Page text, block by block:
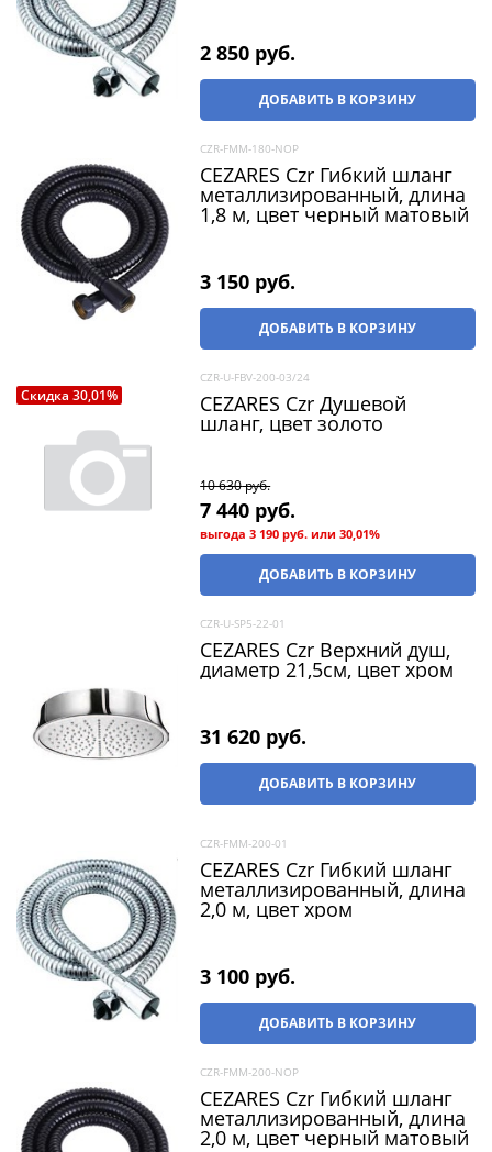
2 850 руб.
ДОБАВИТЬ В КОРЗИНУ
CZR-FMM-180-NOP
CEZARES Czr Гибкий шланг
металлизированный, длина
1,8 м, цвет черный матовый
3 150 руб.
ДОБАВИТЬ В КОРЗИНУ
Скидка 30,01%
CZR-U-FBV-200-03/24
CEZARES Czr Душевой
шланг, цвет золото
10 630 руб.
7 440 руб.
выгода3 190 руб. или30,01%
ДОБАВИТЬ В КОРЗИНУ
CZR-U-SP5-22-01
CEZARES Czr Верхний душ,
диаметр 21,5см, цвет хром
31 620 руб.
ДОБАВИТЬ В КОРЗИНУ
CZR-FMM-200-01
CEZARES Czr Гибкий шланг
металлизированный, длина
2,0 м, цвет хром
3 100 руб.
ДОБАВИТЬ В КОРЗИНУ
CZR-FMM-200-NOP
CEZARES Czr Гибкий шланг
металлизированный, длина
2,0 м, цвет черный матовый